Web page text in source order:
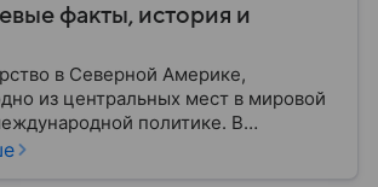
факты, история и
в Северной Америке,
из центральных мест в мировой
политике. В
сведения об этой стране.